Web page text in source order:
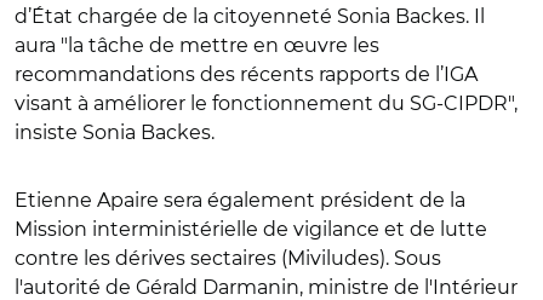
d’État chargée de la citoyenneté Sonia Backes. Il
aura "la tâche de mettre en œuvre les
recommandations des récents rapports de l’IGA
visant à améliorer le fonctionnement du SG-CIPDR",
insiste Sonia Backes.
Etienne Apaire sera également président de la
Mission interministérielle de vigilance et de lutte
contre les dérives sectaires (Miviludes). Sous
l'autorité de Gérald Darmanin, ministre de l'Intérieur